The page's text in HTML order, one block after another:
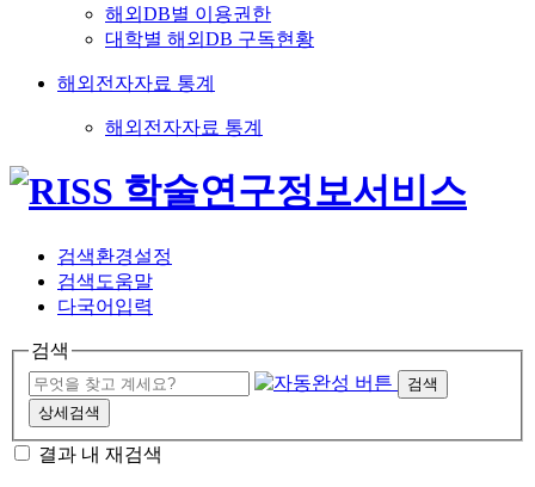
해외DB별 이용권한
대학별 해외DB 구독현황
해외전자자료 통계
해외전자자료 통계
검색환경설정
검색도움말
다국어입력
검색
검색
상세검색
결과 내 재검색